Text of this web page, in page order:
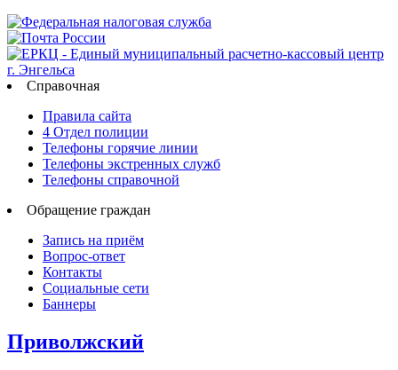
Справочная
Правила сайта
4 Отдел полиции
Телефоны горячие линии
Телефоны экстренных служб
Телефоны справочной
Обращение граждан
Запись на приём
Вопрос-ответ
Контакты
Социальные сети
Баннеры
Приволжский